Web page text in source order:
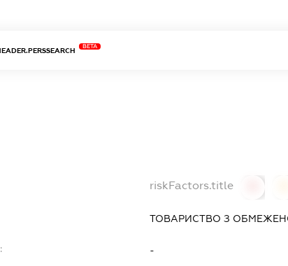
BETA
riskFactors.title
ТОВАРИСТВО З
-